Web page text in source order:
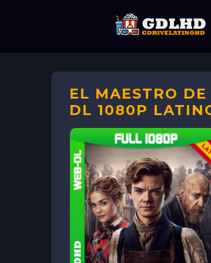
EL MAESTRO
DL 1080P